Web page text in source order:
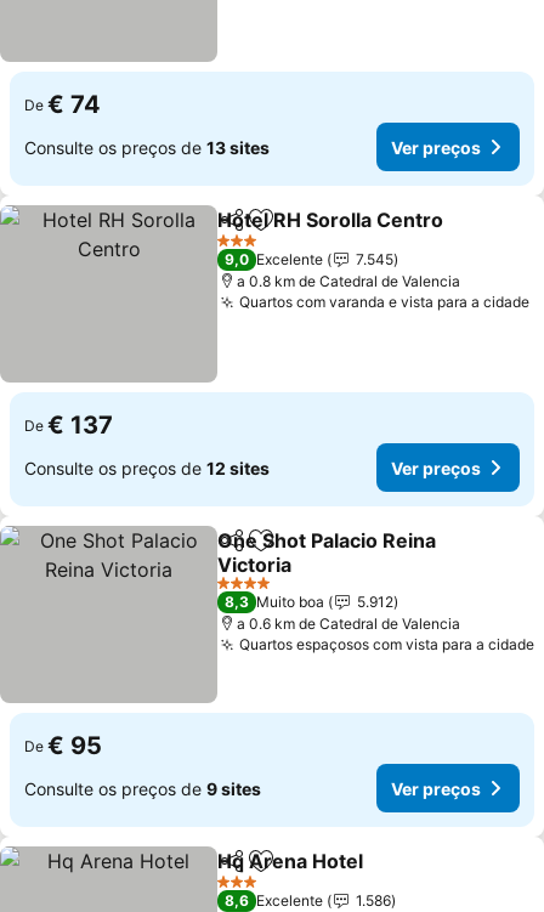
De € 74
Consulte os preços de 13 sites Ver preços
PartilharAdicionar aos favoritos
Hotel RH Sorolla Centro
3 Estrelas
9,0 Excelente
7.545
a 0.8 km de Catedral de Valencia
Quartos com varanda e vista para a cidade
De € 137
Consulte os preços de 12 sites Ver preços
PartilharAdicionar aos favoritos
One Shot Palacio Reina
Victoria
Ver preços
4 Estrelas
8,3 Muito boa
5.912
a 0.6 km de Catedral de Valencia
Quartos espaçosos com vista para a cidade
De € 95
Consulte os preços de 9 sites Ver preços
PartilharAdicionar aos favoritos
Hq Arena Hotel
3 Estrelas
8,6 Excelente
1.586